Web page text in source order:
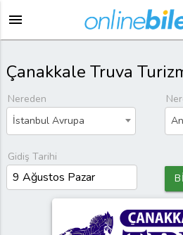
menu
Çanakkale Truva
Nereden
İstanbul Avrupa
Gidiş Tarihi